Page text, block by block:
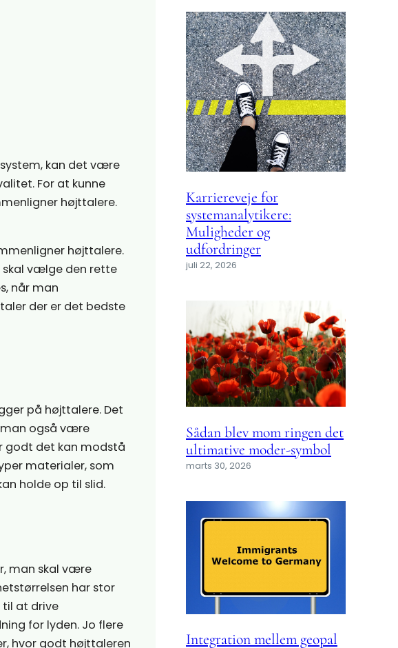
kan det være
For at kunne
højttalere.
højttalere.
skal vælge den rette
når man
der er det bedste
på højttalere. Det
man også være
godt det kan modstå
materialer, som
holde op til slid.
man skal være
har stor
til at drive
for lyden. Jo flere
hvor godt højttaleren
Karriereveje for
systemanalytikere:
Muligheder og
udfordringer
juli 22, 2026
Sådan blev mom ringen det
ultimative moder-symbol
marts 30, 2026
Integration mellem geopal